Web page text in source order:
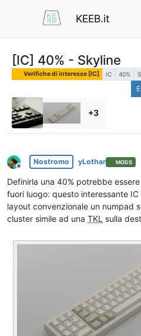
KEEB.it
[IC] 40% - Skyline
Verifiche di interesse [IC] IC 40%
+3
Non in linea
Nostromo yLothar MODS
Definirla una 40% potrebbe
fuori luogo: questo interessante
layout convenzionale un numpad
cluster simile ad una TKL sulla